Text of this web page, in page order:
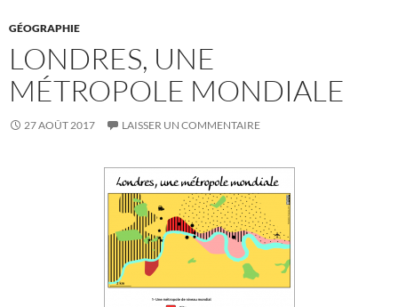
GÉOGRAPHIE
LONDRES, UNE
MÉTROPOLE MONDIALE
27 AOÛT 2017 LAISSER UN COMMENTAIRE